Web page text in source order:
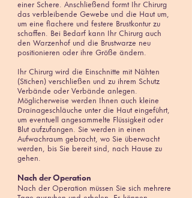
einer Schere. Anschließend formt Ihr Chirurg
das verbleibende Gewebe und die Haut um,
um eine flachere und festere Brustkontur zu
schaffen. Bei Bedarf kann Ihr Chirurg auch
den Warzenhof und die Brustwarze neu
positionieren oder ihre Größe ändern.
Ihr Chirurg wird die Einschnitte mit Nähten
(Stichen) verschließen und zu ihrem Schutz
Verbände oder Verbände anlegen.
Möglicherweise werden Ihnen auch kleine
Drainageschläuche unter die Haut eingeführt,
um eventuell angesammelte Flüssigkeit oder
Blut aufzufangen. Sie werden in einen
Aufwachraum gebracht, wo Sie überwacht
werden, bis Sie bereit sind, nach Hause zu
gehen.
Nach der Operation
Nach der Operation müssen Sie sich mehrere